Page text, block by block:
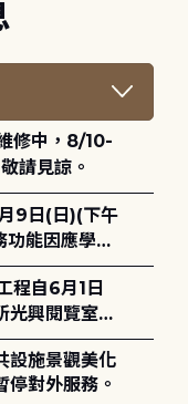
請見諒。
能因應學術
光興閱覽室，
設施景觀美化
停對外服務。